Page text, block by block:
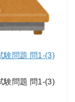
験問題 問1-(3)
験問題 問1-(3)